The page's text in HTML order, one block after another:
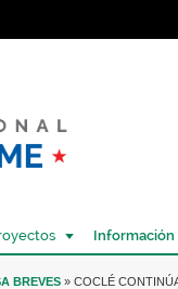
Información
BREVES » COCLÉ